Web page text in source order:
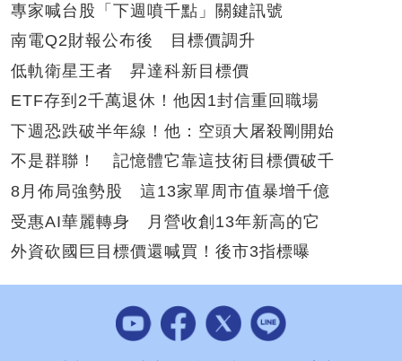
專家喊台股「下週噴千點」關鍵訊號
南電Q2財報公布後 目標價調升
低軌衛星王者 昇達科新目標價
ETF存到2千萬退休！他因1封信重回職場
下週恐跌破半年線！他：空頭大屠殺剛開始
不是群聯！ 記憶體它靠這技術目標價破千
8月佈局強勢股 這13家單周市值暴增千億
受惠AI華麗轉身 月營收創13年新高的它
外資砍國巨目標價還喊買！後市3指標曝